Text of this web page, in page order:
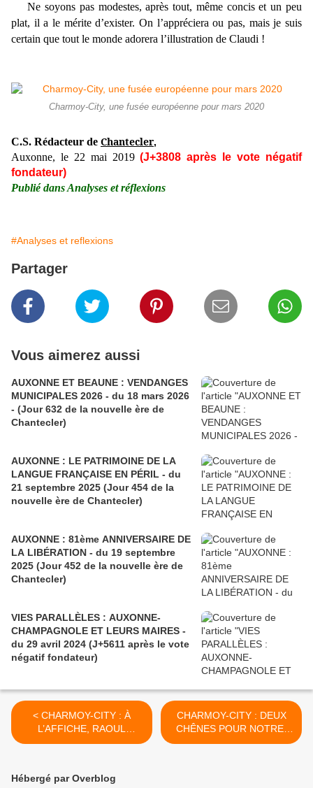
Ne soyons pas modestes, après tout, même concis et un peu
plat, il a le mérite d’exister. On l’appréciera ou pas, mais je suis
certain que tout le monde adorera l’illustration de Claudi !
Charmoy-City, une fusée européenne pour mars 2020
C.S. Rédacteur de Chantecler,
Auxonne, le 22 mai 2019 (J+3808 après le vote négatif
fondateur)
Publié dans Analyses et réflexions
#Analyses et reflexions
Partager
Vous aimerez aussi
AUXONNE ET BEAUNE : VENDANGES
MUNICIPALES 2026 - du 18 mars 2026
- (Jour 632 de la nouvelle ère de
Chantecler)
AUXONNE : LE PATRIMOINE DE LA
LANGUE FRANÇAISE EN PÉRIL - du
21 septembre 2025 (Jour 454 de la
nouvelle ère de Chantecler)
AUXONNE : 81ème ANNIVERSAIRE DE
LA LIBÉRATION - du 19 septembre
2025 (Jour 452 de la nouvelle ère de
Chantecler)
VIES PARALLÈLES : AUXONNE-
CHAMPAGNOLE ET LEURS MAIRES -
du 29 avril 2024 (J+5611 après le vote
négatif fondateur)
< CHARMOY-CITY : À
L’AFFICHE, RAOUL
TABURIN ET RAOUL
négatif fondateur)
CHARMOY-CITY : DEUX
CHÊNES POUR NOTRE-
DAME - du 24 mai 2019
Hébergé par Overblog